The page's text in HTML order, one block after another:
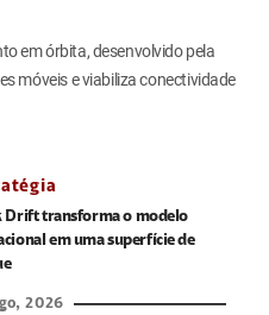
em órbita, desenvolvido pela
móveis e viabiliza conectividade
Drift transforma o modelo
em uma superfície de
2026